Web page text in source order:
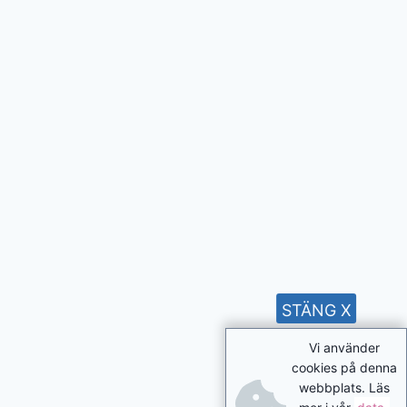
Vi använder
cookies på denna
webbplats. Läs
STÄNG X